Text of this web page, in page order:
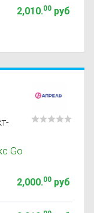
2,010.00руб
Go
2,000.00руб